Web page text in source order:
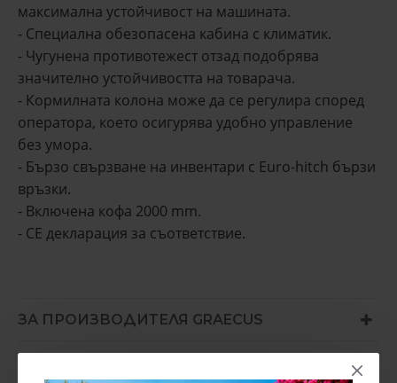
максимална устойчивост на машината.
- Специална обезопасена кабина с климатик.
- Чугунена противотежест отзад подобрява
значително устойчивостта на товарача.
- Кормилната колона може да се регулира според
оператора, което осигурява удобно управление
без умора.
- Бързо свързване на инвентари с Euro-hitch бързи
връзки.
- Включена кофа 2000 mm.
- CE декларация за съответствие.
ЗА ПРОИЗВОДИТЕЛЯ GRAECUS